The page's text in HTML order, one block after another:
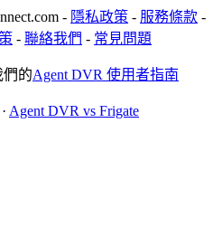
- 隱私政策 - 服務條款 -
- 聯絡我們 - 常見問題
們的Agent DVR 使用者指南
· Agent DVR vs Frigate